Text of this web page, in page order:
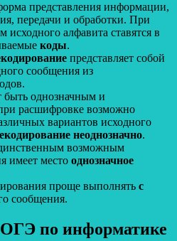
представления информации,
передачи и обработки. При
исходного алфавита ставятся в
коды.
представляет собой
сообщения из
быть однозначным и
расшифровке возможно
вариантов исходного
неоднозначно.
возможным
имеет место однозначное
проще выполнять с
сообщения.
ОГЭ по информатике